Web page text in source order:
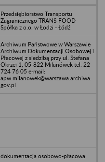
Przedsiębiorstwo Transportu
Zagranicznego TRANS-FOOD
Spółka z o.o. w Łodzi - Łódź
Archiwum Państwowe w Warszawie
Archiwum Dokumentacji Osobowej i
Płacowej z siedzibą przy ul. Stefana
Okrzei 1, 05-822 Milanówek tel. 22
724 76 05 e-mail:
apw.milanowek@warszawa.archiwa.
gov.pl
dokumentacja osobowo-płacowa